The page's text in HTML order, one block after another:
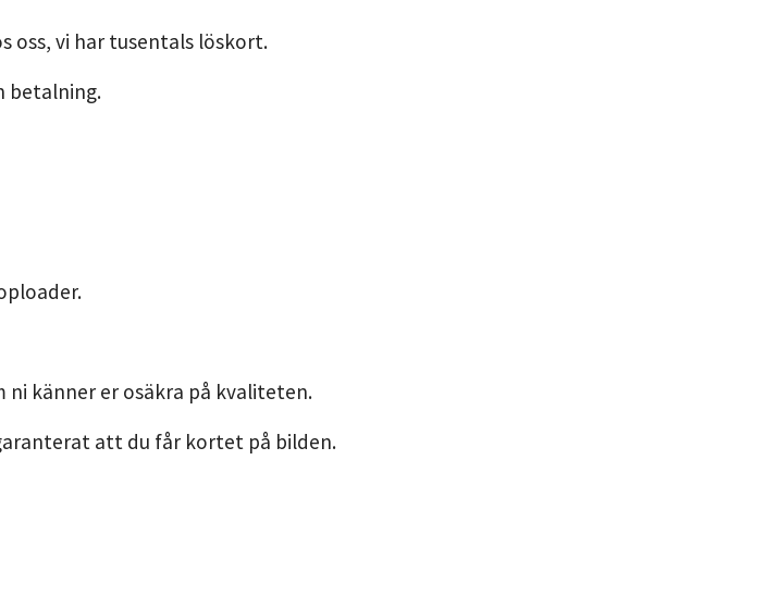
oss, vi har tusentals löskort.
betalning.
känner er osäkra på kvaliteten.
att du får kortet på bilden.